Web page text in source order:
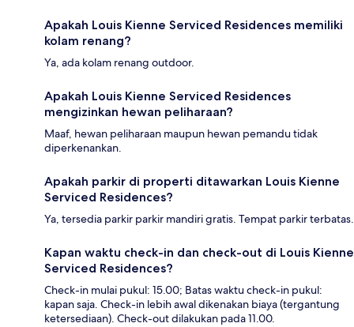
Apakah Louis Kienne Serviced Residences memiliki
kolam renang?
Ya, ada kolam renang outdoor.
Apakah Louis Kienne Serviced Residences
mengizinkan hewan peliharaan?
Maaf, hewan peliharaan maupun hewan pemandu tidak
diperkenankan.
Apakah parkir di properti ditawarkan Louis Kienne
Serviced Residences?
Ya, tersedia parkir parkir mandiri gratis. Tempat parkir terbatas.
Kapan waktu check-in dan check-out di Louis Kienne
Serviced Residences?
Check-in mulai pukul: 15.00; Batas waktu check-in pukul:
kapan saja. Check-in lebih awal dikenakan biaya (tergantung
ketersediaan). Check-out dilakukan pada 11.00.